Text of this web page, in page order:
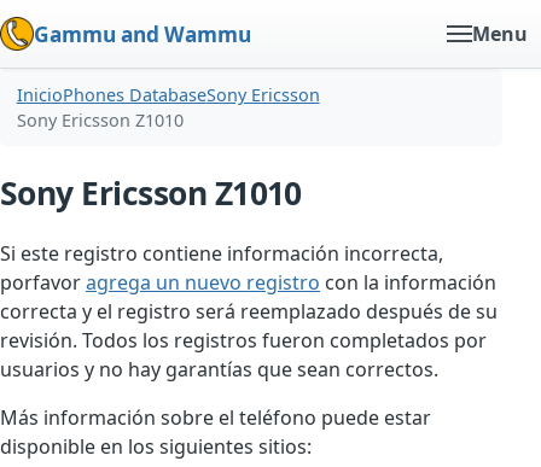
Gammu and Wammu Menu
InicioPhones DatabaseSony Ericsson
Sony Ericsson Z1010
Sony Ericsson Z1010
Si este registro contiene información incorrecta,
porfavoragrega un nuevo registro con la información
correcta y el registro será reemplazado después de su
revisión. Todos los registros fueron completados por
usuarios y no hay garantías que sean correctos.
Más información sobre el teléfono puede estar
disponible en los siguientes sitios: